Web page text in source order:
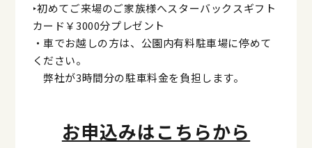
‣初めてご来場のご家族様へスターバックスギフト
カード￥3000分プレゼント
・車でお越しの方は、公園内有料駐車場に停めて
ください。
弊社が3時間分の駐車料金を負担します。
お申込みはこちらから